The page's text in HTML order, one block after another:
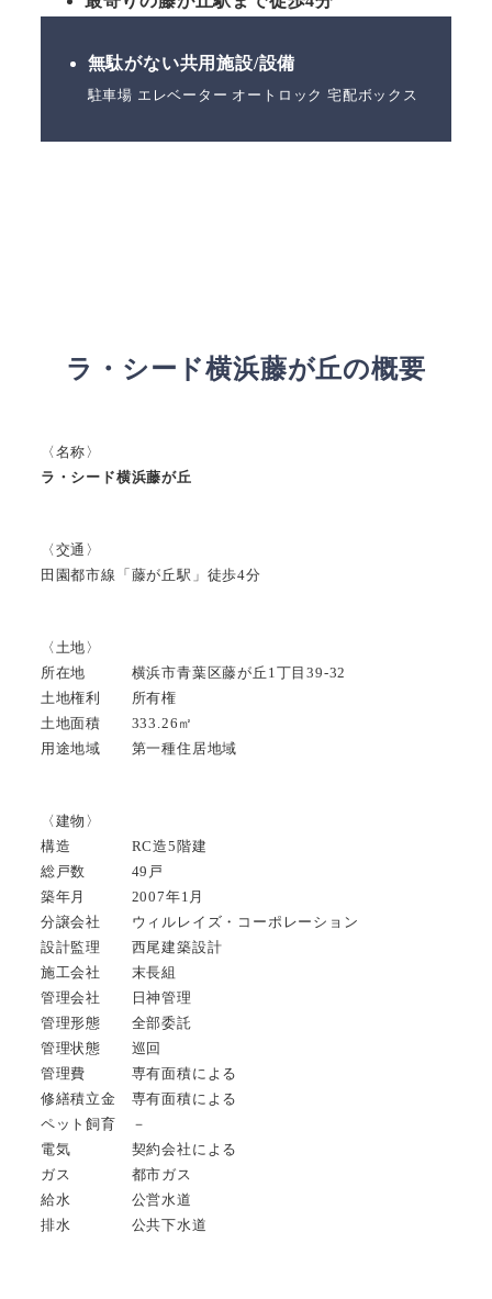
無駄がない共用施設/設備
駐車場 エレベーター オートロック 宅配ボックス
ラ・シード横浜藤が丘の概要
〈名称〉
ラ・シード横浜藤が丘
〈交通〉
田園都市線「藤が丘駅」徒歩4分
〈土地〉
所在地 横浜市青葉区藤が丘1丁目39-32
土地権利 所有権
土地面積 333.26㎡
用途地域 第一種住居地域
〈建物〉
構造 RC造5階建
総戸数 49戸
築年月 2007年1月
分譲会社 ウィルレイズ・コーポレーション
設計監理 西尾建築設計
施工会社 末長組
管理会社 日神管理
管理形態 全部委託
管理状態 巡回
管理費 専有面積による
修繕積立金 専有面積による
ペット飼育 －
電気 契約会社による
ガス 都市ガス
給水 公営水道
排水 公共下水道